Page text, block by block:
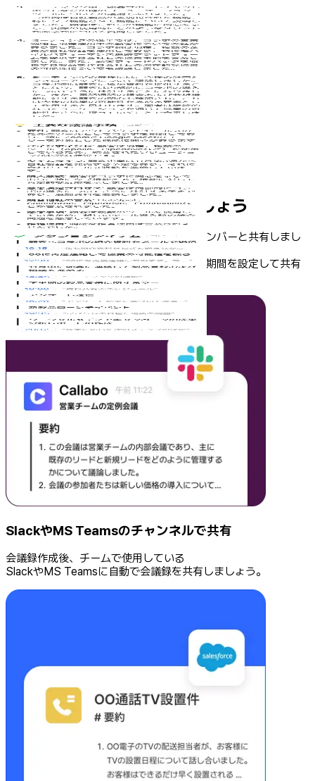
会議録の記録も自動化しましょう
自動で作成された会議録を顧客やチームメンバーと共有しまし
ょう。
機密性の高い会議なら、パスワードや共有期間を設定して共有
できます。
SlackやMS Teamsのチャンネルで共有
会議録作成後、チームで使用している
SlackやMS Teamsに自動で会議録を共有しましょう。